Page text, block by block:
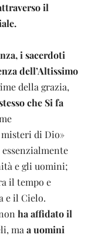
il
i sacerdoti
dell’Altissimo
della grazia,
che Si fa
di Dio»
essenzialmente
e gli uomini;
il tempo e
e il Cielo.
ha affidato il
ma a uomini